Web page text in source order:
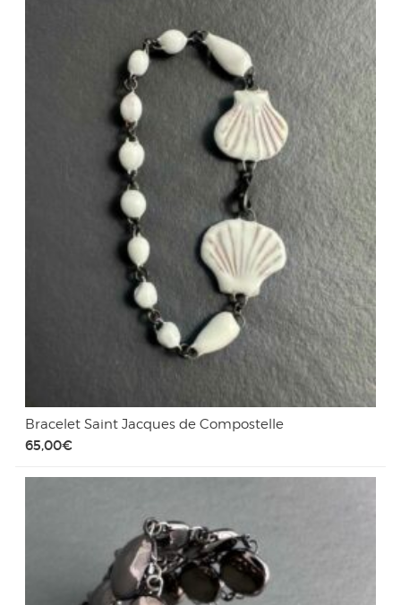
Bracelet Saint Jacques de Compostelle
65,00€